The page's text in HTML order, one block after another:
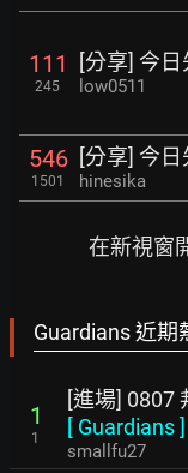
111
245
[分享] 今
low0511
546
1501
[分享] 今
hinesika
在新視窗
Guardians 近期
1
1
[進場] 0807
[ Guardians]
smallfu27